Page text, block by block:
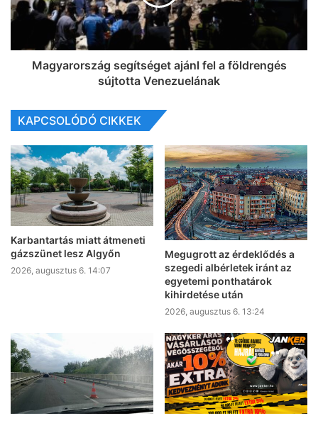
Magyarország segítséget ajánl fel a földrengés
sújtotta Venezuelának
KAPCSOLÓDÓ CIKKEK
Karbantartás miatt átmeneti
gázszünet lesz Algyőn
2026, augusztus 6. 14:07
Megugrott az érdeklődés a
szegedi albérletek iránt az
egyetemi ponthatárok
kihirdetése után
2026, augusztus 6. 13:24